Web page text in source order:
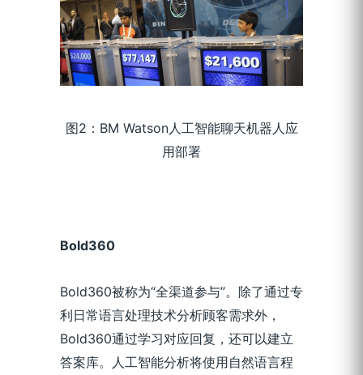
图2：BM Watson人工智能聊天机器人应
用部署
Bold360
Bold360被称为“全渠道参与”。除了通过专
利日常语言处理技术分析顾客需求外，
Bold360通过学习对应回复，还可以建立
答案库。人工智能分析将使用自然语言程